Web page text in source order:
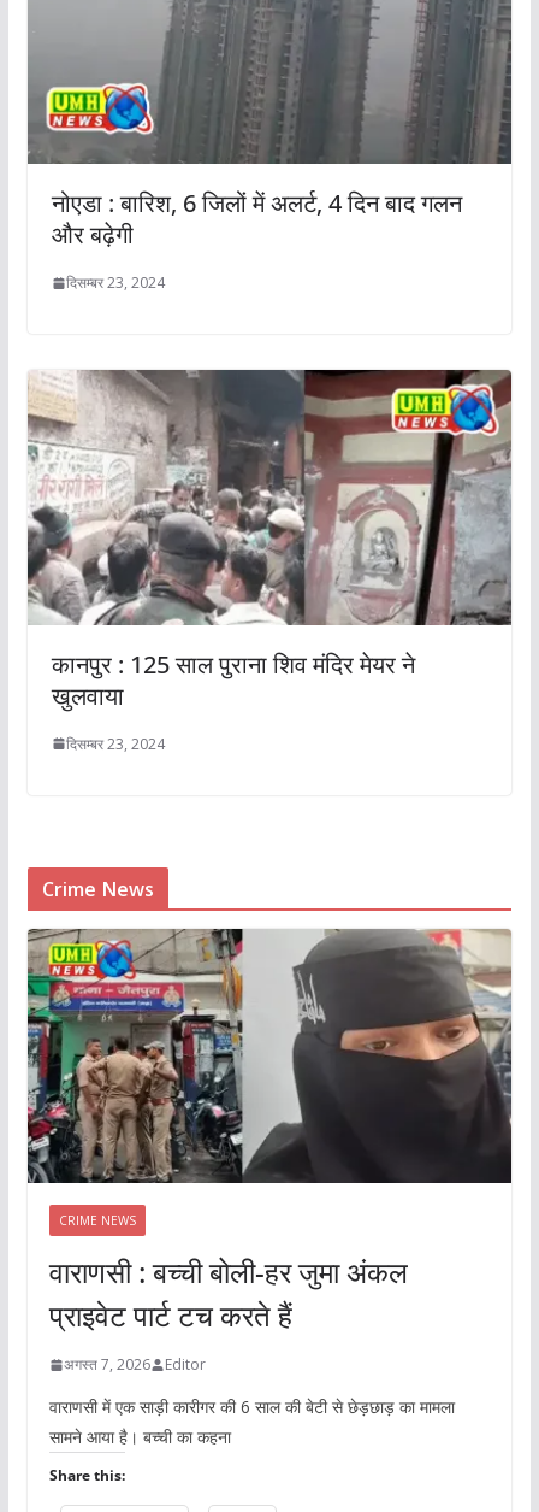
नोएडा : बारिश, 6 जिलों में अलर्ट, 4 दिन बाद गलन
और बढ़ेगी
दिसम्बर 23, 2024
कानपुर : 125 साल पुराना शिव मंदिर मेयर ने
खुलवाया
दिसम्बर 23, 2024
Crime News
CRIME NEWS
वाराणसी : बच्ची बोली-हर जुमा अंकल
प्राइवेट पार्ट टच करते हैं
अगस्त 7, 2026 Editor
वाराणसी में एक साड़ी कारीगर की 6 साल की बेटी से छेड़छाड़ का मामला
सामने आया है। बच्ची का कहना
Share this: